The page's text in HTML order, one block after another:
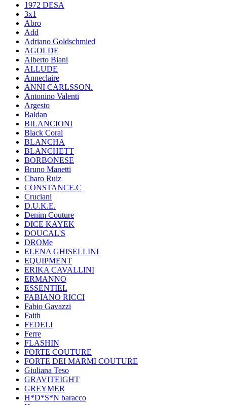
1972 DESA
3x1
Abro
Add
Adriano Goldschmied
AGOLDE
Alberto Biani
ALLUDE
Anneclaire
ANNI CARLSSON.
Antonino Valenti
Argesto
Baldan
BILANCIONI
Black Coral
BLANCHA
BLANCHETT
BORBONESE
Bruno Manetti
Charo Ruiz
CONSTANCE.C
Cruciani
D.U.K.E.
Denim Couture
DICE KAYEK
DOUCAL'S
DROMe
ELENA GHISELLINI
EQUIPMENT
ERIKA CAVALLINI
ERMANNO
ESSENTIEL
FABIANO RICCI
Fabio Gavazzi
Faith
FEDELI
Ferre
FLASHIN
FORTE COUTURE
FORTE DEI MARMI COUTURE
Giuliana Teso
GRAVITEIGHT
GREYMER
H*D*S*N baracco